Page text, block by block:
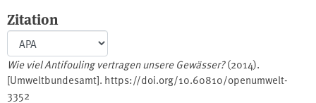
Zitation
Wie viel Antifouling vertragen unsere Gewässer?(2014).
[Umweltbundesamt]. https://doi.org/10.60810/openumwelt-
3352